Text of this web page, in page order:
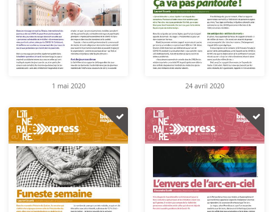
1 mai 2020 24 avril 2020